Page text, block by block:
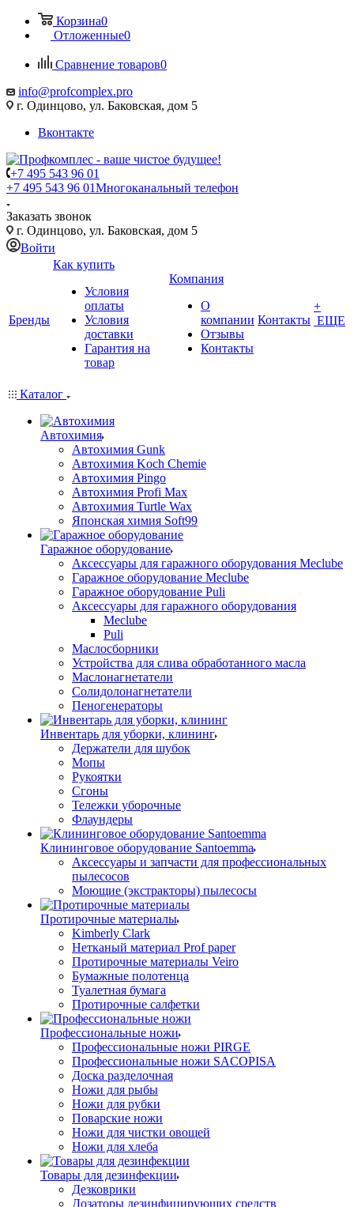
Корзина0
Отложенные0
Сравнение товаров0
info@profcomplex.pro
г. Одинцово, ул. Баковская, дом 5
Вконтакте
+7 495 543 96 01
+7 495 543 96 01Многоканальный телефон
Заказать звонок
г. Одинцово, ул. Баковская, дом 5
Войти
Бренды
Как купить
Условия
оплаты
Условия
доставки
Гарантия на
товар
Компания
О
компании
Отзывы
Контакты
Контакты
+
ЕЩЕ
Каталог
Автохимия
Автохимия Gunk
Автохимия Koch Chemie
Автохимия Pingo
Автохимия Profi Max
Автохимия Turtle Wax
Японская химия Soft99
Гаражное оборудование
Аксессуары для гаражного оборудования Meclube
Гаражное оборудование Meclube
Гаражное оборудование Puli
Аксессуары для гаражного оборудования
Meclube
Puli
Маслосборники
Устройства для слива обработанного масла
Маслонагнетатели
Солидолонагнетатели
Пеногенераторы
Инвентарь для уборки, клининг
Держатели для шубок
Мопы
Рукоятки
Сгоны
Тележки уборочные
Флаундеры
Клининговое оборудование Santoemma
Аксессуары и запчасти для профессиональных
пылесосов
Моющие (экстракторы) пылесосы
Протирочные материалы
Kimberly Clark
Нетканый материал Prof paper
Протирочные материалы Veiro
Бумажные полотенца
Туалетная бумага
Протирочные салфетки
Профессиональные ножи
Профессиональные ножи PIRGE
Профессиональные ножи SACOPISA
Доска разделочная
Ножи для рыбы
Ножи для рубки
Поварские ножи
Ножи для чистки овощей
Ножи для хлеба
Товары для дезинфекции
Дезковрики
Дозаторы дезинфицирующих средств